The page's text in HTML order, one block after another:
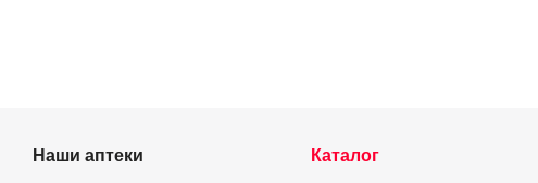
Наши аптеки Каталог